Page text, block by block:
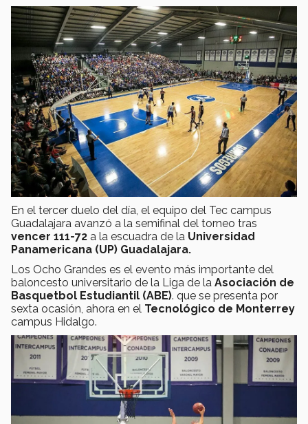
En el tercer duelo del día, el equipo del Tec campus
Guadalajara avanzó a la semifinal del torneo tras
vencer 111-72 a la escuadra de la Universidad
Panamericana (UP) Guadalajara.
Los Ocho Grandes es el evento más importante del
baloncesto universitario de la Liga de la Asociación de
Basquetbol Estudiantil (ABE). que se presenta por
sexta ocasión, ahora en el Tecnológico de Monterrey
campus Hidalgo.